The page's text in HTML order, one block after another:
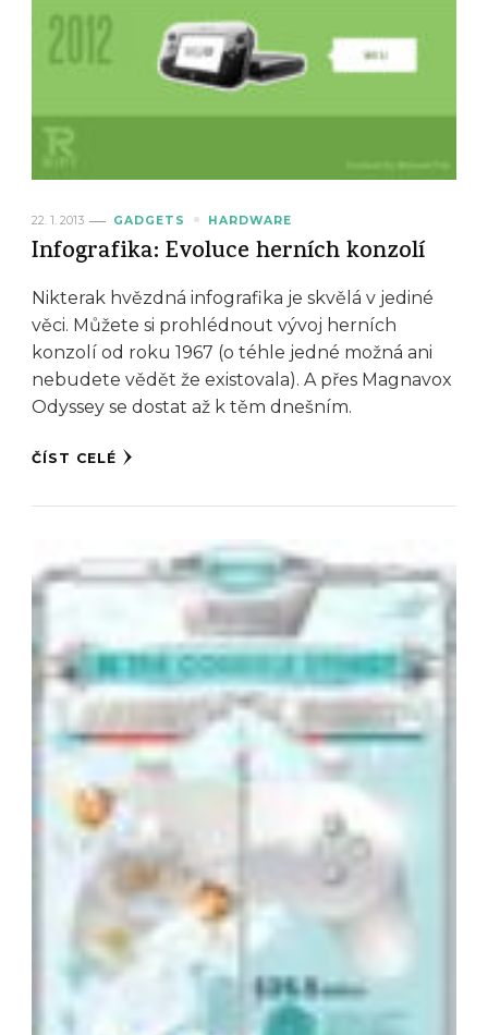
22. 1. 2013 GADGETS HARDWARE
Infografika: Evoluce herních konzolí
Nikterak hvězdná infografika je skvělá v jediné
věci. Můžete si prohlédnout vývoj herních
konzolí od roku 1967 (o téhle jedné možná ani
nebudete vědět že existovala). A přes Magnavox
Odyssey se dostat až k těm dnešním.
ČÍST CELÉ